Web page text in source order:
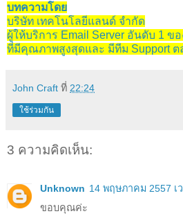
บทความโดย
บริษัท เทคโนโลยีแลนด์ จำกัด
ผู้ให้บริการ Email Server อันดับ 1 ขอ
ที่มีคุณภาพสูงสุดและ มีทีม Support ต
John Craft ที่ 22:24
ใช้ร่วมกัน
3 ความคิดเห็น:
Unknown 14 พฤษภาคม 2557 เ
ขอบคุณค่ะ